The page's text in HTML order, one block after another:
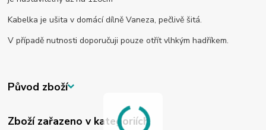
Kabelka je ušita v domácí dílně Vaneza, pečlivě šitá.
V případě nutnosti doporučuji pouze otřít vlhkým hadříkem.
Původ zboží
Zboží zařazeno v kategoriích